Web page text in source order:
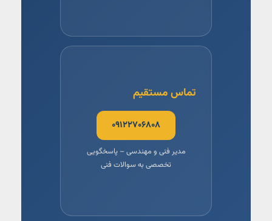
تماس مستقیم
۰۹۱۲۲۷۰۶۸۰۸
مدیر فنی و مهندسی – پاسخگویی
تخصصی به سوالات فنی